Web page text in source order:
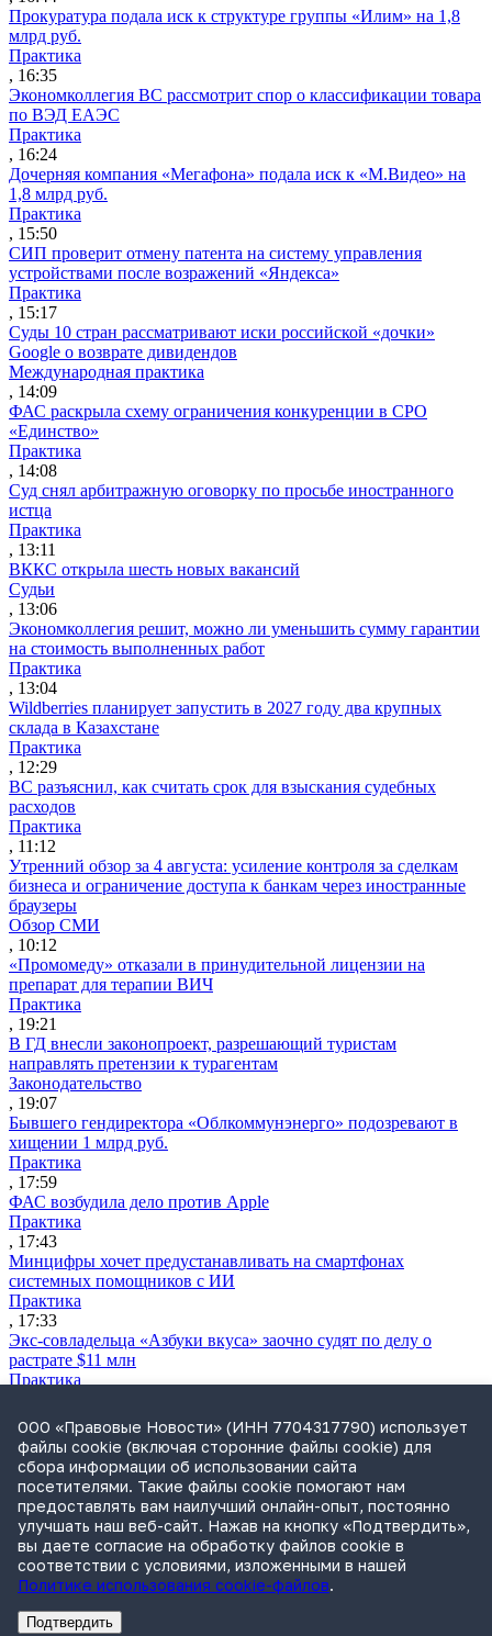
Прокуратура подала иск к структуре группы «Илим» на 1,8
млрд руб.
Практика
, 16:35
Экономколлегия ВС рассмотрит спор о классификации товара
по ВЭД ЕАЭС
Практика
, 16:24
Дочерняя компания «Мегафона» подала иск к «М.Видео» на
1,8 млрд руб.
Практика
, 15:50
СИП проверит отмену патента на систему управления
устройствами после возражений «Яндекса»
Практика
, 15:17
Суды 10 стран рассматривают иски российской «дочки»
Google о возврате дивидендов
Международная практика
, 14:09
ФАС раскрыла схему ограничения конкуренции в СРО
«Единство»
Практика
, 14:08
Суд снял арбитражную оговорку по просьбе иностранного
истца
Практика
, 13:11
ВККС открыла шесть новых вакансий
Судьи
, 13:06
Экономколлегия решит, можно ли уменьшить сумму гарантии
на стоимость выполненных работ
Практика
, 13:04
Wildberries планирует запустить в 2027 году два крупных
склада в Казахстане
Практика
, 12:29
ВС разъяснил, как считать срок для взыскания судебных
расходов
Практика
, 11:12
Утренний обзор за 4 августа: усиление контроля за сделкам
бизнеса и ограничение доступа к банкам через иностранные
браузеры
Обзор СМИ
, 10:12
«Промомеду» отказали в принудительной лицензии на
препарат для терапии ВИЧ
Практика
, 19:21
В ГД внесли законопроект, разрешающий туристам
направлять претензии к турагентам
Законодательство
, 19:07
Бывшего гендиректора «Облкоммунэнерго» подозревают в
хищении 1 млрд руб.
Практика
, 17:59
ФАС возбудила дело против Apple
Практика
, 17:43
Минцифры хочет предустанавливать на смартфонах
системных помощников с ИИ
Практика
, 17:33
Экс-совладельца «Азбуки вкуса» заочно судят по делу о
растрате $11 млн
Практика
Суд не признал решение SCC по взысканию с российской
компании
Международная практика
, 17:01
Дроны могут начать применять для фиксации нарушений
ПДД
Практика
, 15:41
ООО «Правовые Новости» (ИНН 7704317790) использует
файлы cookie (включая сторонние файлы cookie) для
сбора информации об использовании сайта
посетителями. Такие файлы cookie помогают нам
предоставлять вам наилучший онлайн-опыт, постоянно
улучшать наш веб-сайт. Нажав на кнопку «Подтвердить»,
вы даете согласие на обработку файлов cookie в
соответствии с условиями, изложенными в нашей
Политике использования cookie-файлов.
Подтвердить